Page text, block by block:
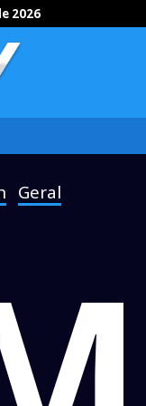
2026
Geral